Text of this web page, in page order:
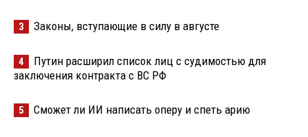
3 Законы, вступающие в силу в августе
4
Путин расширил список лиц с судимостью для
заключения контракта с ВС РФ
5 Сможет ли ИИ написать оперу и спеть арию